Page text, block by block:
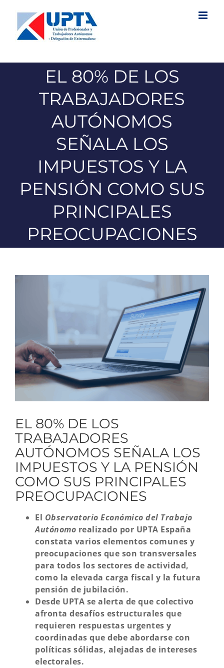
contenido
EL 80% DE LOS
TRABAJADORES
AUTÓNOMOS
SEÑALA LOS
IMPUESTOS Y LA
PENSIÓN COMO SUS
PRINCIPALES
PREOCUPACIONES
EL 80% DE LOS
TRABAJADORES
AUTÓNOMOS SEÑALA LOS
IMPUESTOS Y LA PENSIÓN
COMO SUS PRINCIPALES
PREOCUPACIONES
El Observatorio Económico del Trabajo
Autónomo realizado por UPTA España
constata varios elementos comunes y
preocupaciones que son transversales
para todos los sectores de actividad,
como la elevada carga fiscal y la futura
pensión de jubilación.
Desde UPTA se alerta de que colectivo
afronta desafíos estructurales que
requieren respuestas urgentes y
coordinadas que debe abordarse con
políticas sólidas, alejadas de intereses
electorales.